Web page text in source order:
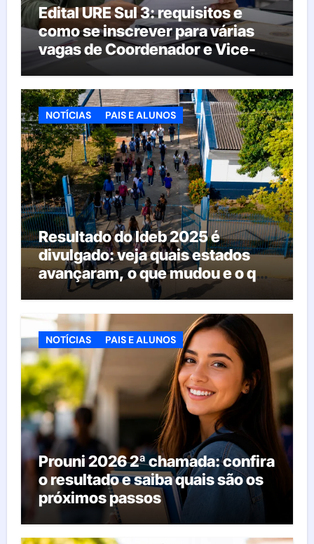
Edital URE Sul 3: requisitos e
como se inscrever para várias
vagas de Coordenador e Vice-
Diretor
NOTÍCIAS PAIS E ALUNOS
Resultado do Ideb 2025 é
divulgado: veja quais estados
avançaram, o que mudou e o que
esperar da educação brasileira
NOTÍCIAS PAIS E ALUNOS
Prouni 2026 2ª chamada: confira
o resultado e saiba quais são os
próximos passos